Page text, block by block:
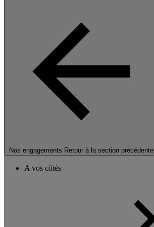
Nos engagements Retour à la section précédente
A vos côtés